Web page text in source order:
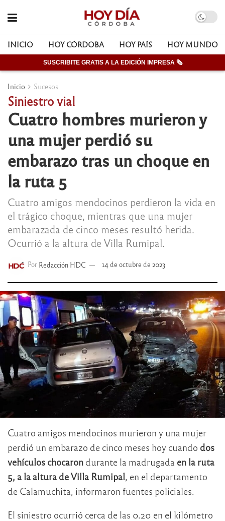
INICIO HOY CÓRDOBA HOY PAÍS HOY MUNDO
SUSCRIBITE GRATIS A LA EDICIÓN IMPRESA 🗞
Inicio Sucesos
Siniestro vial
Cuatro hombres murieron y
una mujer perdió su
embarazo tras un choque en
la ruta 5
Cuatro amigos mendocinos perdieron la vida en
el trágico choque, mientras que una mujer
embarazada de cinco meses resultó herida.
Ocurrió a la altura de Villa Rumipal.
Por Redacción HDC 14 de octubre de 2023
Cuatro amigos mendocinos murieron y una mujer
perdió un embarazo de cinco meses hoy cuando dos
vehículos chocaron durante la madrugada en la ruta
5, a la altura de Villa Rumipal, en el departamento
de Calamuchita, informaron fuentes policiales.
El siniestro ocurrió cerca de las 0.20 en el kilómetro